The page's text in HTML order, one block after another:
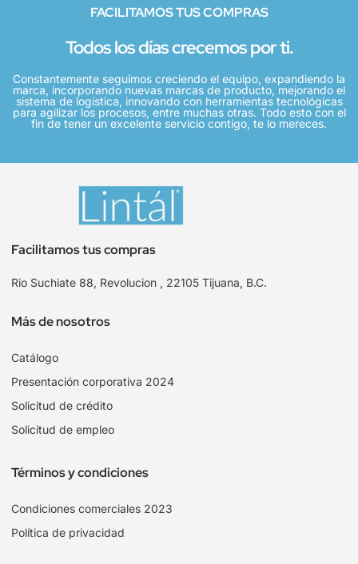
FACILITAMOS TUS COMPRAS
Todos los días crecemos por ti.
Constantemente seguimos creciendo el equipo, expandiendo la
marca, incorporando nuevas marcas de producto, mejorando el
sistema de logística, innovando con herramientas tecnológicas
para agilizar los procesos, entre muchas otras. Todo esto con el
fin de tener un excelente servicio contigo, te lo mereces.
Facilitamos tus compras
Rio Suchiate 88, Revolucion , 22105 Tijuana, B.C.
Más de nosotros
Catálogo
Presentación corporativa 2024
Solicitud de crédito
Solicitud de empleo
Términos y condiciones
Condiciones comerciales 2023
Política de privacidad